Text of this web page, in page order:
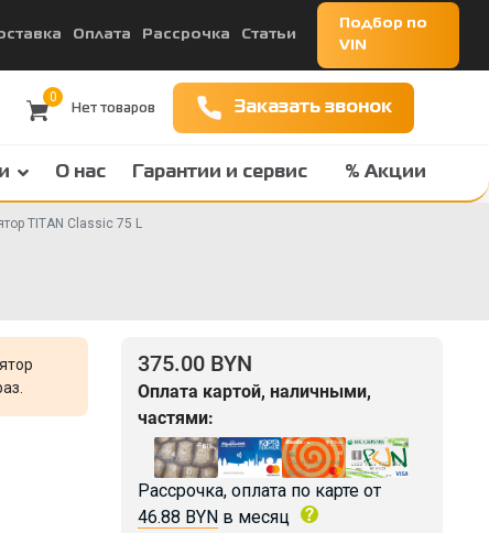
Оплата Рассрочка Статьи
Подбор по
VIN
0
Заказать звонок
О нас Гарантии и сервис % Акции
TITAN Classic 75 L
375.00 BYN
Оплата картой, наличными,
частями:
Рассрочка, оплата по карте от
46.88 BYNв месяц